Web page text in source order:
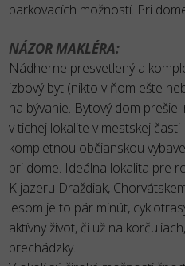
parkovacích možností. Pri
NÁZOR MAKLÉRA:
Nádherne presvetlený a
izbový byt (nikto v ňom ešte
na bývanie. Bytový dom
v tichej lokalite v mestskej
kompletnou občianskou
pri dome. Ideálna lokalita pre
K jazeru Draždiak,
lesom je to pár minút,
aktívny život, či už na
prechádzky.